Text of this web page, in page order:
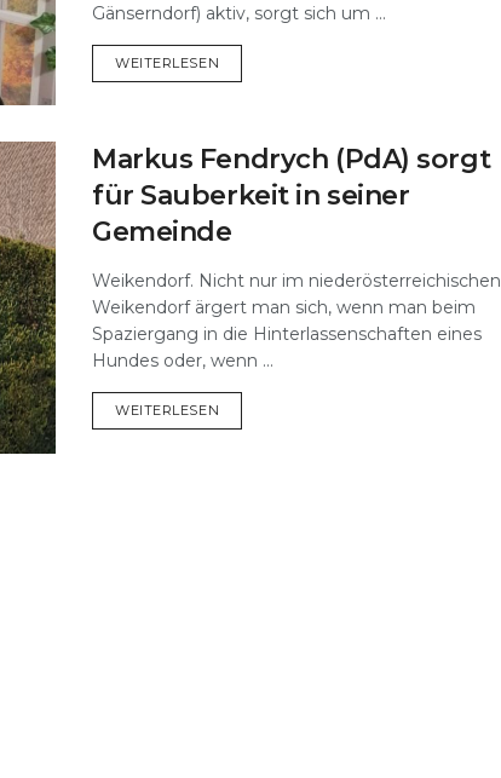
Gänserndorf) aktiv, sorgt sich um ...
WEITERLESEN
Markus Fendrych (PdA) sorgt
für Sauberkeit in seiner
Gemeinde
Weikendorf. Nicht nur im niederösterreichischen
Weikendorf ärgert man sich, wenn man beim
Spaziergang in die Hinterlassenschaften eines
Hundes oder, wenn ...
WEITERLESEN